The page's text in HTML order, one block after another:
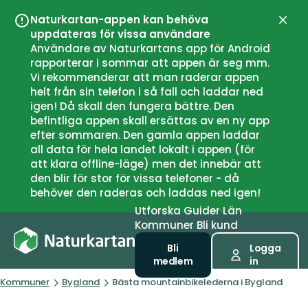
Naturkartan-appen kan behöva
uppdateras för vissa användare
Användare av Naturkartans app för Android
rapporterar i sommar att appen är seg mm.
Vi rekommenderar att man raderar appen
helt från sin telefon i så fall och laddar ned
igen! Då skall den fungera bättre. Den
befintliga appen skall ersättas av en ny app
efter sommaren. Den gamla appen laddar
all data för hela landet lokalt i appen (för
att klara offline-läge) men det innebär att
den blir för stor för vissa telefoner - då
behöver den raderas och laddas ned igen!
UtforskaGuiderLän
Kommuner Bli kund
Bli
medlem
Logga
in
Kommuner Bygland Bästa mountainbikelederna i Bygland